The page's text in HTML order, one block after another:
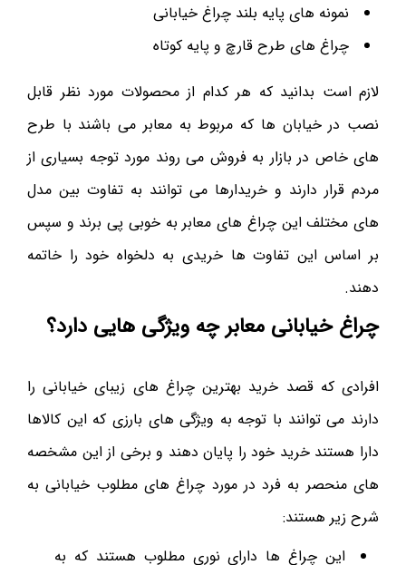
نمونه های پایه بلند چراغ خیابانی
چراغ های طرح قارچ و پایه کوتاه
لازم است بدانید که هر کدام از محصولات مورد نظر قابل
نصب در خیابان ها که مربوط به معابر می باشند با طرح
های خاص در بازار به فروش می روند مورد توجه بسیاری از
مردم قرار دارند و خریدارها می توانند به تفاوت بین مدل
های مختلف این چراغ های معابر به خوبی پی برند و سپس
بر اساس این تفاوت ها خریدی به دلخواه خود را خاتمه
دهند.
چراغ خیابانی معابر چه ویژگی هایی دارد؟
افرادی که قصد خرید بهترین چراغ های زیبای خیابانی را
دارند می توانند با توجه به ویژگی های بارزی که این کالاها
دارا هستند خرید خود را پایان دهند و برخی از این مشخصه
های منحصر به فرد در مورد چراغ های مطلوب خیابانی به
شرح زیر هستند:
این چراغ ها دارای نوری مطلوب هستند که به